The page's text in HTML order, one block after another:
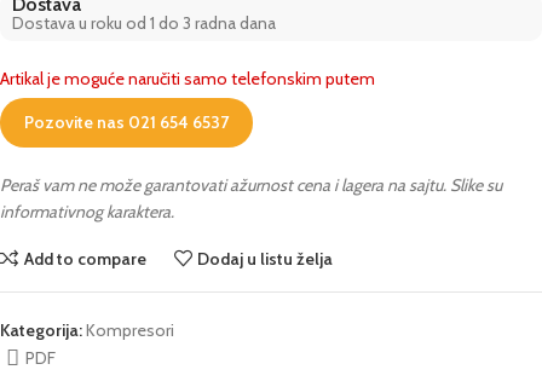
Dostava u roku od 1 do 3 radna dana
Artikal je moguće naručiti samo telefonskim putem
Pozovite nas 021 654 6537
Peraš vam ne može garantovati ažurnost cena i lagera na sajtu. Slike su
informativnog karaktera.
Add to compare Dodaj u listu želja
Kategorija:Kompresori
PDF